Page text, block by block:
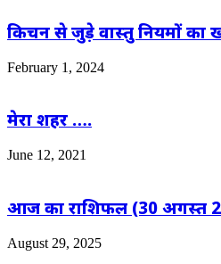
किचन से जुड़े वास्तु नियमों का
February 1, 2024
मेरा शहर ….
June 12, 2021
आज का राशिफल (30 अगस्त
August 29, 2025